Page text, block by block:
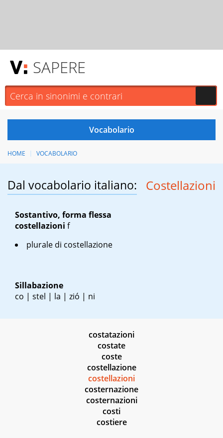
SAPERE
HOME VOCABOLARIO
Dal vocabolario italiano: Costellazioni
Sostantivo, forma flessa
costellazioni f
plurale di costellazione
Sillabazione
co | stel | la | zió | ni
costatazioni
costate
coste
costellazione
costellazioni
costernazione
costernazioni
costi
costiere